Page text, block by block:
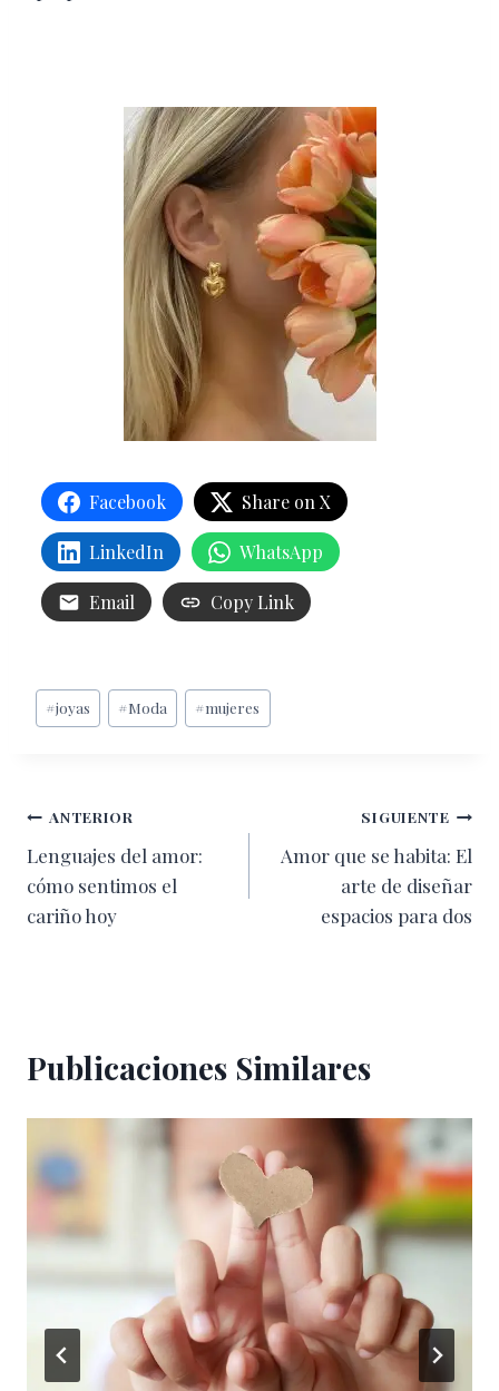
Facebook Share on X
LinkedIn WhatsApp
Email Copy Link
Etiquetas
de
#joyas #Moda #mujeres
Navegación
de
entradas
ANTERIOR
Lenguajes del amor:
cómo sentimos el
cariño hoy
SIGUIENTE
Amor que se habita: El
arte de diseñar
espacios para dos
Publicaciones Similares